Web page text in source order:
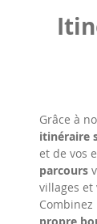
Grâce à
itinéraire
et de vos
parcours
villages et
propre